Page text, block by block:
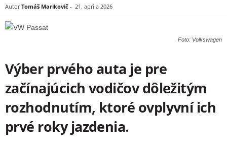
Autor Tomáš Marikovič - 21. apríla 2026
Foto: Volkswagen
Výber prvého auta je pre
začínajúcich vodičov dôležitým
rozhodnutím, ktoré ovplyvní ich
prvé roky jazdenia.